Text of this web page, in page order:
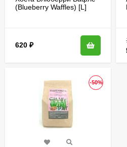
(Blueberry Waffles) [L]
620 ₽
-50%